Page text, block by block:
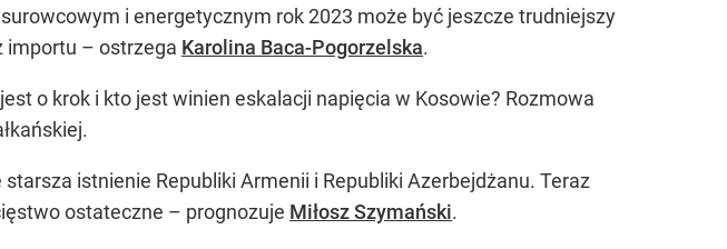
i energetycznym rok 2023 może być jeszcze trudniejszy
importu – ostrzega Karolina Baca-Pogorzelska.
o krok i kto jest winien eskalacji napięcia w Kosowie? Rozmowa
istnienie Republiki Armenii i Republiki Azerbejdżanu. Teraz
ostateczne – prognozuje Miłosz Szymański.